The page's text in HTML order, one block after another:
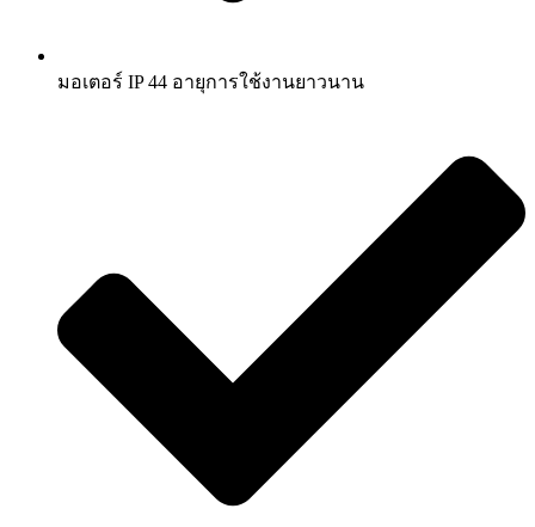
มอเตอร์ IP 44 อายุการใช้งานยาวนาน